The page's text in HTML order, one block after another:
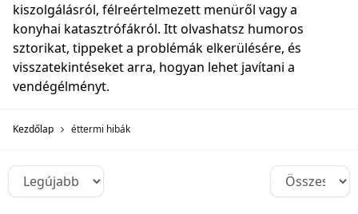
kiszolgálásról, félreértelmezett menüről vagy a
konyhai katasztrófákról. Itt olvashatsz humoros
sztorikat, tippeket a problémák elkerülésére, és
visszatekintéseket arra, hogyan lehet javítani a
vendégélményt.
Kezdőlap éttermi hibák